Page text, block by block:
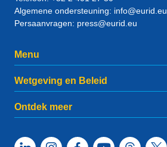
Algemene ondersteuning: info@eurid.eu
Persaanvragen: press@eurid.eu
Menu
Wetgeving en Beleid
Ontdek meer